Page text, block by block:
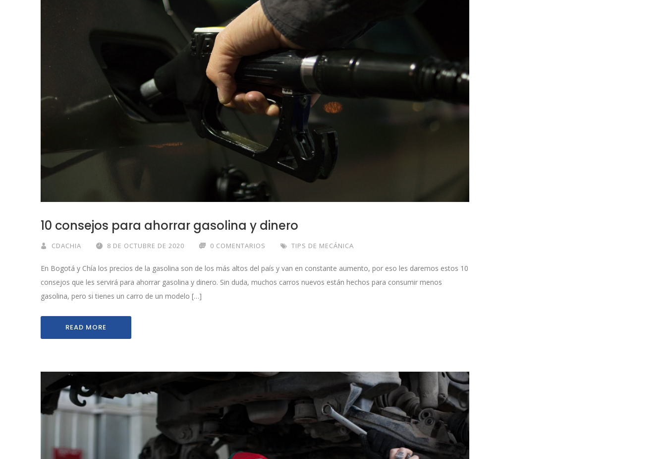
10 consejos para ahorrar gasolina y dinero
CDACHIA 8 DE OCTUBRE DE 2020 0 COMENTARIOS TIPS DE MECÁNICA
En Bogotá y Chía los precios de la gasolina son de los más altos del país y van en constante aumento, por eso les daremos estos 10
consejos que les servirá para ahorrar gasolina y dinero. Sin duda, muchos carros nuevos están hechos para consumir menos
gasolina, pero si tienes un carro de un modelo […]
READ MORE